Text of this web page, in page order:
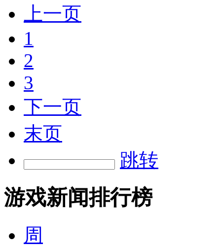
上一页
1
2
3
下一页
末页
跳转
游戏新闻排行榜
周